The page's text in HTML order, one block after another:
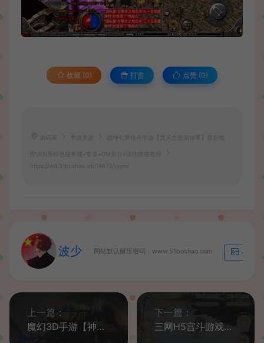
收藏 (0) 打赏 点赞 (0)
手游资源 战神引擎传奇手游【焚天之怒第16季】最新整
理WIN系特色服务端+安卓+GM后台+详细搭建教程
https://wd.51boshao.vip/14673/syym/
波少 网站默认解压密码：www.51boshao.com 生成海
上一篇：
魔幻3D手游【神魔之征】最新整理Linux手工服务端+安卓苹果双端+新版GM授权后台+详细搭建教程
下一篇：
三网H5宫斗游戏【 延禧攻略H5】最新整理Linux商业手工服务端+运营后台+详细搭建教程